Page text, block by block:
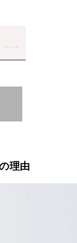
理由